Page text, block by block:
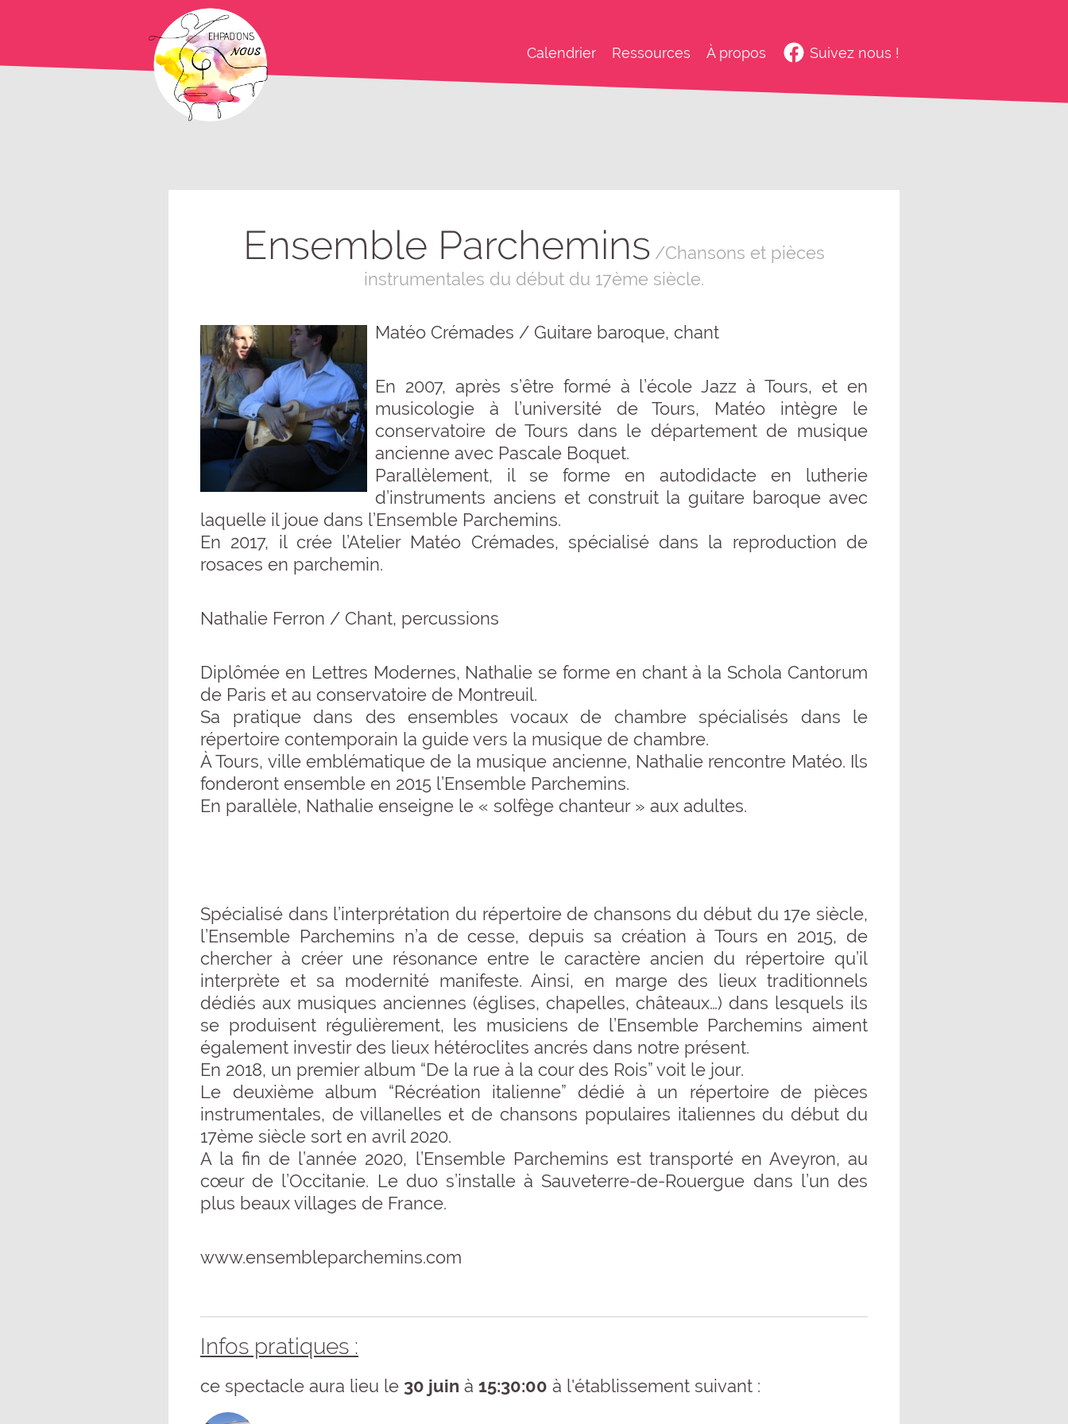
Calendrier Ressources À propos Suivez nous !
Ensemble Parchemins /Chansons et pièces
instrumentales du début du 17ème siècle.
Matéo Crémades / Guitare baroque, chant
En 2007, après s’être formé à l’école Jazz à Tours, et en
musicologie à l’université de Tours, Matéo intègre le
conservatoire de Tours dans le département de musique
ancienne avec Pascale Boquet.
Parallèlement, il se forme en autodidacte en lutherie
d’instruments anciens et construit la guitare baroque avec
laquelle il joue dans l’Ensemble Parchemins.
En 2017, il crée l’Atelier Matéo Crémades, spécialisé dans la reproduction de
rosaces en parchemin.
Nathalie Ferron / Chant, percussions
Diplômée en Lettres Modernes, Nathalie se forme en chant à la Schola Cantorum
de Paris et au conservatoire de Montreuil.
Sa pratique dans des ensembles vocaux de chambre spécialisés dans le
répertoire contemporain la guide vers la musique de chambre.
À Tours, ville emblématique de la musique ancienne, Nathalie rencontre Matéo. Ils
fonderont ensemble en 2015 l’Ensemble Parchemins.
En parallèle, Nathalie enseigne le « solfège chanteur » aux adultes.
Spécialisé dans l’interprétation du répertoire de chansons du début du 17e siècle,
l’Ensemble Parchemins n’a de cesse, depuis sa création à Tours en 2015, de
chercher à créer une résonance entre le caractère ancien du répertoire qu’il
interprète et sa modernité manifeste. Ainsi, en marge des lieux traditionnels
dédiés aux musiques anciennes (églises, chapelles, châteaux…) dans lesquels ils
se produisent régulièrement, les musiciens de l’Ensemble Parchemins aiment
également investir des lieux hétéroclites ancrés dans notre présent.
En 2018, un premier album “De la rue à la cour des Rois” voit le jour.
Le deuxième album “Récréation italienne” dédié à un répertoire de pièces
instrumentales, de villanelles et de chansons populaires italiennes du début du
17ème siècle sort en avril 2020.
A la fin de l’année 2020, l’Ensemble Parchemins est transporté en Aveyron, au
cœur de l’Occitanie. Le duo s’installe à Sauveterre-de-Rouergue dans l’un des
plus beaux villages de France.
www.ensembleparchemins.com
Infos pratiques :
ce spectacle aura lieu le 30 juin à 15:30:00 à l'établissement suivant :